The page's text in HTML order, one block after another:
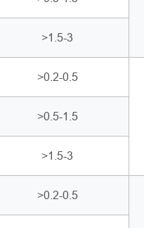
>1.5-3
>0.2-0.5
>0.5-1.5
>1.5-3
>0.2-0.5